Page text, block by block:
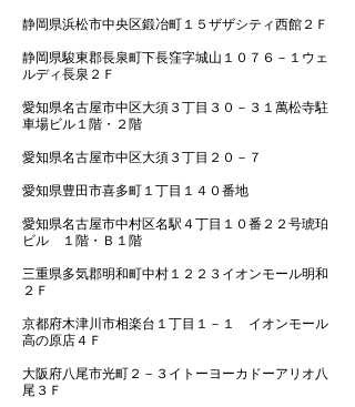
静岡県浜松市中央区鍛冶町１５ザザシティ西館２Ｆ
静岡県駿東郡長泉町下長窪字城山１０７６－１ウェ
ルディ長泉２Ｆ
愛知県名古屋市中区大須３丁目３０－３１萬松寺駐
車場ビル１階・２階
愛知県名古屋市中区大須３丁目２０－７
愛知県豊田市喜多町１丁目１４０番地
愛知県名古屋市中村区名駅４丁目１０番２２号琥珀
ビル １階・Ｂ１階
三重県多気郡明和町中村１２２３イオンモール明和
２Ｆ
京都府木津川市相楽台１丁目１－１ イオンモール
高の原店４Ｆ
大阪府八尾市光町２－３イトーヨーカドーアリオ八
尾３Ｆ